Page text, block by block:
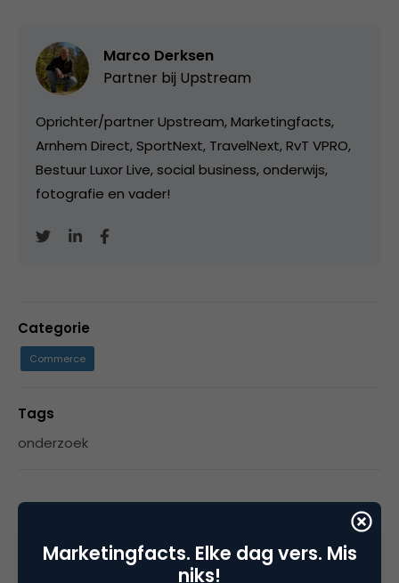
Marco Derksen
Partner bij Upstream
Oprichter/partner Upstream, Marketingfacts,
Arnhem Direct, SportNext, TravelNext, RvT VPRO,
Bestuur Luxor Live, social business, onderwijs,
fotografie en vader!
Categorie
Commerce
Tags
onderzoek
Marketingfacts. Elke dag vers. Mis
niks!